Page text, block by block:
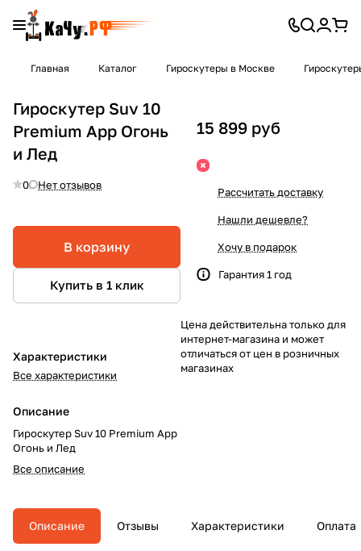
Главная Каталог Гироскутеры в Москве
Гироскутер Suv 10
Premium App Огонь
и Лед
0 Нет отзывов
В корзину
Купить в 1 клик
Характеристики
Все характеристики
Описание
Гироскутер Suv 10 Premium App
Огонь и Лед
Все описание
15 899 руб
Рассчитать доставку
Нашли дешевле?
Хочу в подарок
Гарантия 1 год
Цена действительна только для
интернет-магазина и может
отличаться от цен в розничных
магазинах
Описание Отзывы Характеристики Оплата